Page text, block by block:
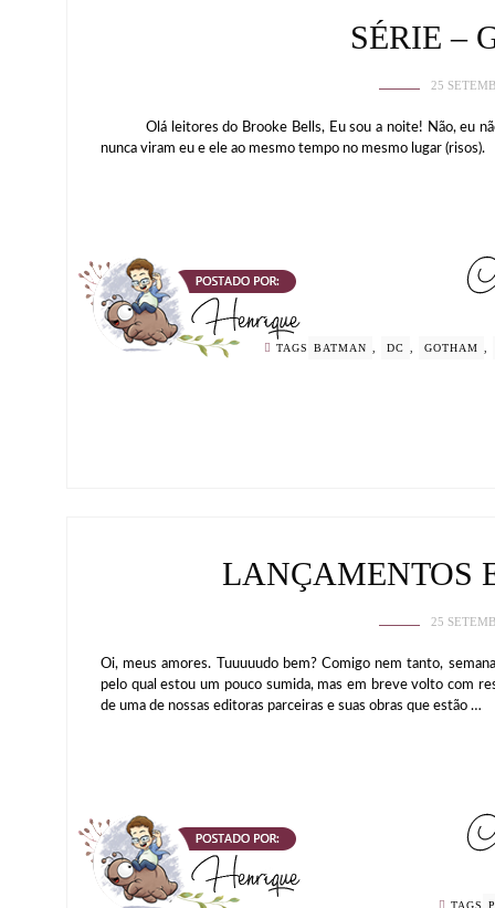
SÉRIE –
25
Olá leitores do Brooke Bells, Eu sou a noite! Não, eu não
nunca viram eu e ele ao mesmo tempo no mesmo lugar
TAGS BATMAN DC GOTHAM
LANÇAMENTOS
25
Oi, meus amores. Tuuuuudo bem? Comigo nem tanto,
pelo qual estou um pouco sumida, mas em breve volto com
de uma de nossas editoras parceiras e suas obras que estão …
TAGS